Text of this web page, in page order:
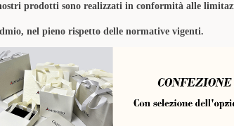
prodotti sono realizzati in conformità alle
nel pieno rispetto delle normative vigenti.